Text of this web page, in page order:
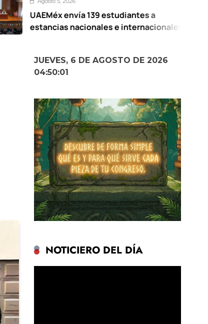
139 estudiantes a
e internacionales
JUEVES, 6 DE AGOSTO DE 2026
04:50:02
NOTICIERO DEL DÍA